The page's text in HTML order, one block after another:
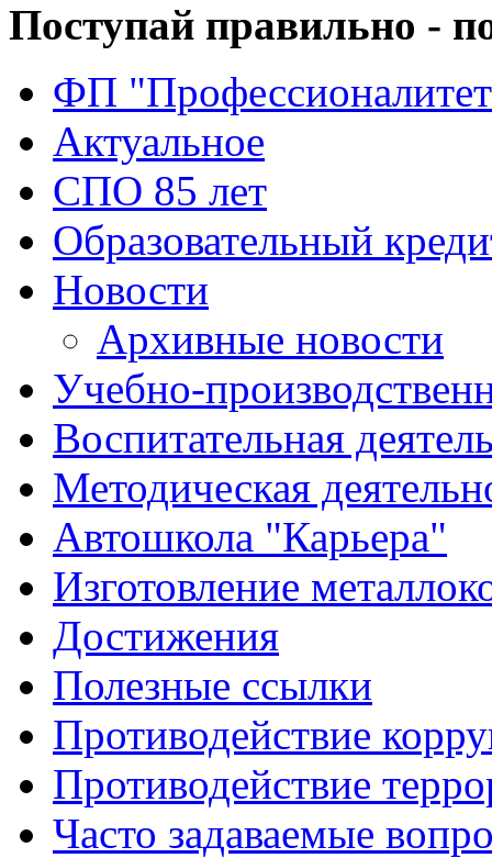
Поступай правильно -
ФП
Актуальное
СПО 85 лет
Образовательный
Новости
Архивные новости
Учебно-
Воспитательная
Методическая
Автошкола "Карьера"
Изготовление
Достижения
Полезные ссылки
Противодействие
Противодействие
Часто задаваемые